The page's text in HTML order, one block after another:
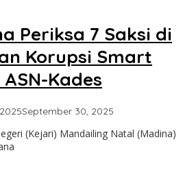
Periksa 7 Saksi di
Korupsi Smart
Kades
September 30, 2025
(Kejari) Mandailing Natal (Madina)